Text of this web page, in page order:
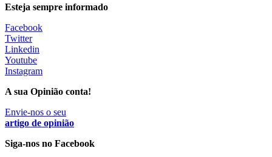
61 visualizações
MAIS NOTÍCIAS
Quase 11.900 jovens recorreram aos cheques psicólogo e
nutricionista no primeiro mês
ULS de Coimbra estreia cirurgia endoscópica do ouvido com
apoio robótico em Portugal
Esteja sempre informado
Facebook
Twitter
Linkedin
Youtube
Instagram
A sua Opinião conta!
Envie-nos o seu
artigo de opinião
Siga-nos no Facebook